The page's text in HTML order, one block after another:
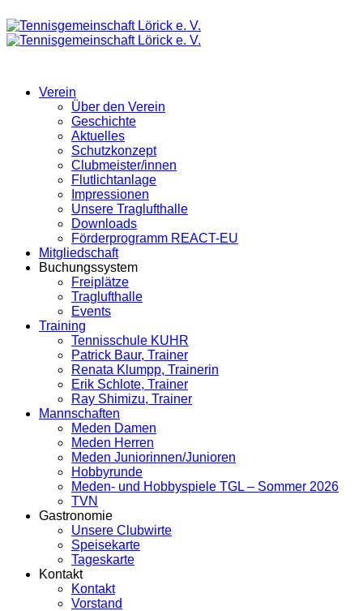
Verein
Über den Verein
Geschichte
Aktuelles
Schutzkonzept
Clubmeister/innen
Flutlichtanlage
Impressionen
Unsere Traglufthalle
Downloads
Förderprogramm REACT-EU
Mitgliedschaft
Buchungssystem
Freiplätze
Traglufthalle
Events
Training
Tennisschule KUHR
Patrick Baur, Trainer
Renata Klumpp, Trainerin
Erik Schlote, Trainer
Ray Shimizu, Trainer
Mannschaften
Meden Damen
Meden Herren
Meden Juniorinnen/Junioren
Hobbyrunde
Meden- und Hobbyspiele TGL – Sommer 2026
TVN
Gastronomie
Unsere Clubwirte
Speisekarte
Tageskarte
Kontakt
Kontakt
Vorstand